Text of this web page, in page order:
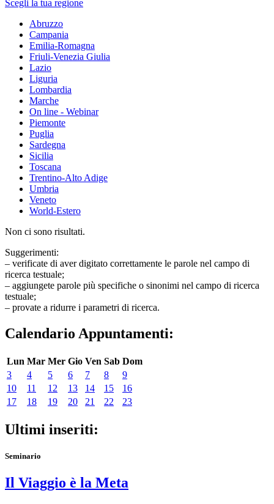
Scegli la tua regione
Abruzzo
Campania
Emilia-Romagna
Friuli-Venezia Giulia
Lazio
Liguria
Lombardia
Marche
On line - Webinar
Piemonte
Puglia
Sardegna
Sicilia
Toscana
Trentino-Alto Adige
Umbria
Veneto
World-Estero
Non ci sono risultati.
Suggerimenti:
– verificate di aver digitato correttamente le parole nel campo di
ricerca testuale;
– aggiungete parole più specifiche o sinonimi nel campo di ricerca
testuale;
– provate a ridurre i parametri di ricerca.
Calendario Appuntamenti:
Lun Mar Mer Gio Ven Sab Dom
3
4 5 6 7 8
9
10
11 12 13 14 15
16
17
18 19 20 21 22 23
Ultimi inseriti:
Seminario
Il Viaggio è la Meta